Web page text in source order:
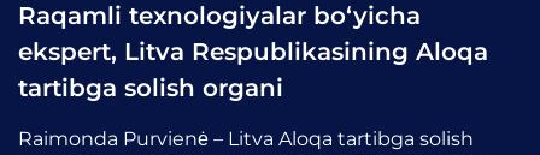
Raqamli texnologiyalar bo‘yicha
ekspert, Litva Respublikasining Aloqa
tartibga solish organi
Raimonda Purvienė – Litva Aloqa tartibga solish